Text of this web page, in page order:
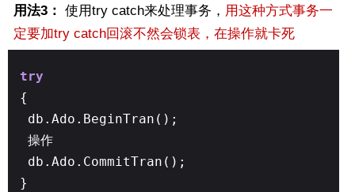
用法3： 使用try catch来处理事务， 用这种方式事务一
定要加try catch回滚不然会锁表，在操作就卡死
try
{
db.Ado.BeginTran();
操作
db.Ado.CommitTran();
}